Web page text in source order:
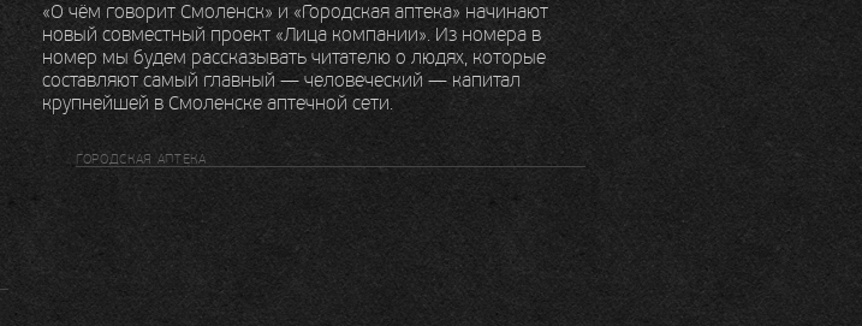
«О чём говорит Смоленск» и «Городская аптека» начинают
новый совместный проект «Лица компании». Из номера в
номер мы будем рассказывать читателю о людях, которые
составляют самый главный — человеческий — капитал
крупнейшей в Смоленске аптечной сети.
ГОРОДСКАЯ АПТЕКА